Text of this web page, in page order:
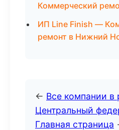
Коммерческий
ИП Line Finish —
ремонт в Нижний
← Все компании в
Центральный
Главная страница